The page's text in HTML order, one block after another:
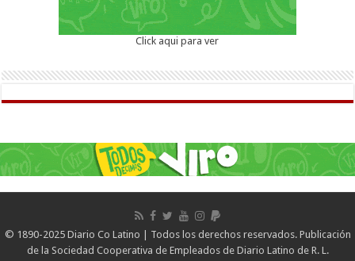
Click aqui para ver
© 1890-2025 Diario Co Latino | Todos los derechos reservados. Publicación
de la Sociedad Cooperativa de Empleados de Diario Latino de R. L.